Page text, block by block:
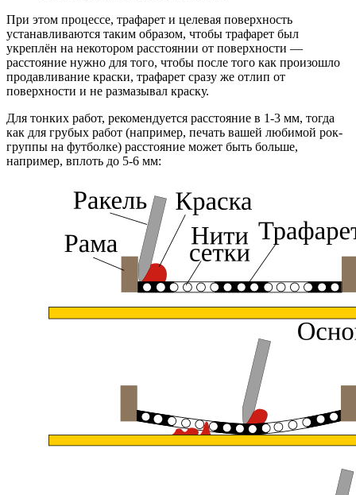
При этом процессе, трафарет и целевая поверхность
устанавливаются таким образом, чтобы трафарет был
укреплён на некотором расстоянии от поверхности —
расстояние нужно для того, чтобы после того как произошло
продавливание краски, трафарет сразу же отлип от
поверхности и не размазывал краску.
Для тонких работ, рекомендуется расстояние в 1-3 мм, тогда
как для грубых работ (например, печать вашей любимой рок-
группы на футболке) расстояние может быть больше,
например, вплоть до 5-6 мм: